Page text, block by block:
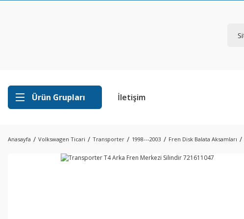
Ürün Grupları İletişim
Anasayfa Volkswagen Ticari Transporter 1998---2003 Fren Disk Balata Aksamları